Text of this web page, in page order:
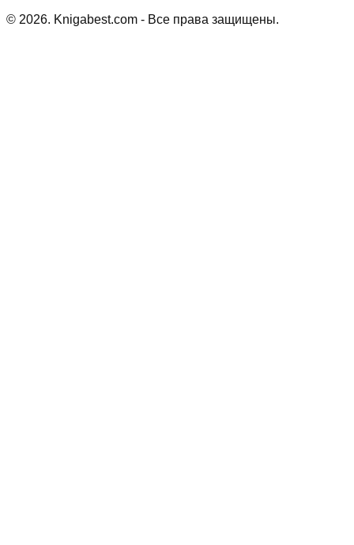
© 2026. Knigabest.com - Все права защищены.